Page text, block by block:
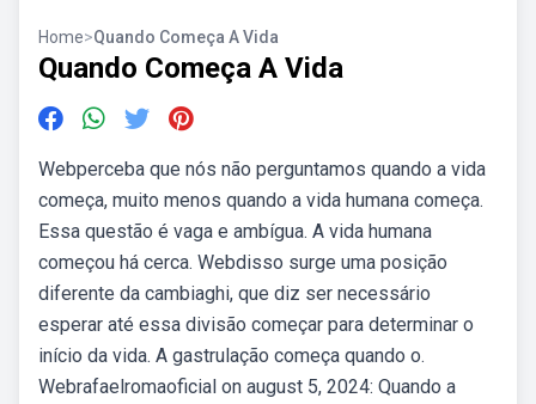
Home>Quando Começa A Vida
Quando Começa A Vida
Webperceba que nós não perguntamos quando a vida
começa, muito menos quando a vida humana começa.
Essa questão é vaga e ambígua. A vida humana
começou há cerca. Webdisso surge uma posição
diferente da cambiaghi, que diz ser necessário
esperar até essa divisão começar para determinar o
início da vida. A gastrulação começa quando o.
Webrafaelromaoficial on august 5, 2024: Quando a